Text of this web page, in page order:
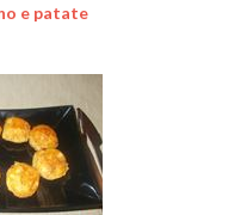
e patate